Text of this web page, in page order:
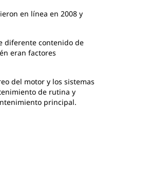
en línea en 2008 y
diferente contenido de
eran factores
del motor y los sistemas
de rutina y
principal.